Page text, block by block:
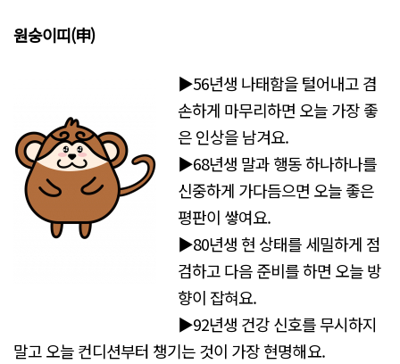
원숭이띠(申)
▶56년생 나태함을 털어내고 겸
손하게 마무리하면 오늘 가장 좋
은 인상을 남겨요.
▶68년생 말과 행동 하나하나를
신중하게 가다듬으면 오늘 좋은
평판이 쌓여요.
▶80년생 현 상태를 세밀하게 점
검하고 다음 준비를 하면 오늘 방
향이 잡혀요.
▶92년생 건강 신호를 무시하지
말고 오늘 컨디션부터 챙기는 것이 가장 현명해요.